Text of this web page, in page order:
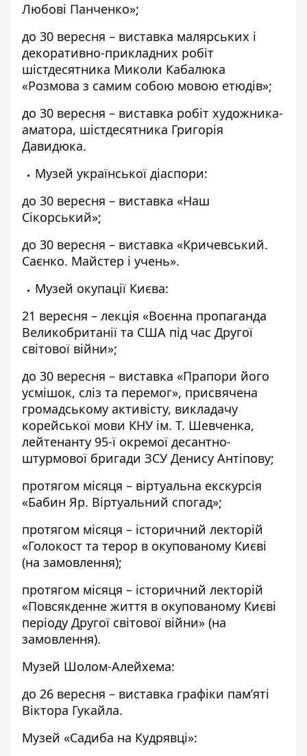
Любові Панченко»;
до 30 вересня – виставка малярських і
декоративно-прикладних робіт
шістдесятника Миколи Кабалюка
«Розмова з самим собою мовою етюдів»;
до 30 вересня – виставка робіт художника-
аматора, шістдесятника Григорія
Давидюка.
Музей української діаспори:
до 30 вересня – виставка «Наш
Сікорський»;
до 30 вересня – виставка «Кричевський.
Саєнко. Майстер і учень».
Музей окупації Києва:
21 вересня – лекція «Воєнна пропаганда
Великобританії та США під час Другої
світової війни»;
до 30 вересня – виставка «Прапори його
усмішок, сліз та перемог», присвячена
громадському активісту, викладачу
корейської мови КНУ ім. Т. Шевченка,
лейтенанту 95-ї окремої десантно-
штурмової бригади ЗСУ Денису Антіпову;
протягом місяця – віртуальна екскурсія
«Бабин Яр. Віртуальний спогад»;
протягом місяця – історичний лекторій
«Голокост та терор в окупованому Києві
(на замовлення);
протягом місяця – історичний лекторій
«Повсякденне життя в окупованому Києві
періоду Другої світової війни» (на
замовлення).
Музей Шолом-Алейхема:
до 26 вересня – виставка графіки пам’яті
Віктора Гукайла.
Музей «Садиба на Кудрявці»: